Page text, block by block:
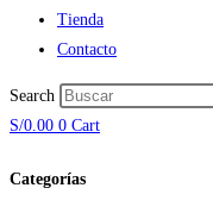
Tienda
Contacto
Search
S/0.00 0 Cart
Categorías